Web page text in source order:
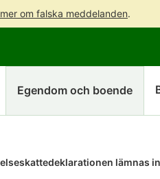
om falska meddelanden.
till
innehållet
hela
webbplatsens
Egendom och boende
lämnas